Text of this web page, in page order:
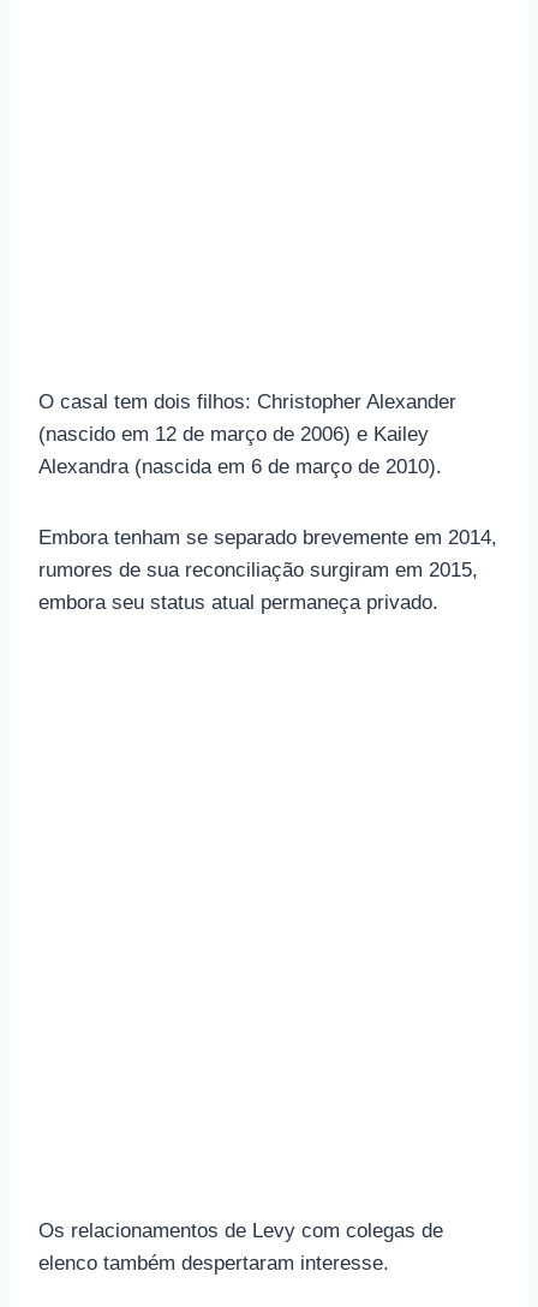
O casal tem dois filhos: Christopher Alexander
(nascido em 12 de março de 2006) e Kailey
Alexandra (nascida em 6 de março de 2010).
Embora tenham se separado brevemente em 2014,
rumores de sua reconciliação surgiram em 2015,
embora seu status atual permaneça privado.
Os relacionamentos de Levy com colegas de
elenco também despertaram interesse.